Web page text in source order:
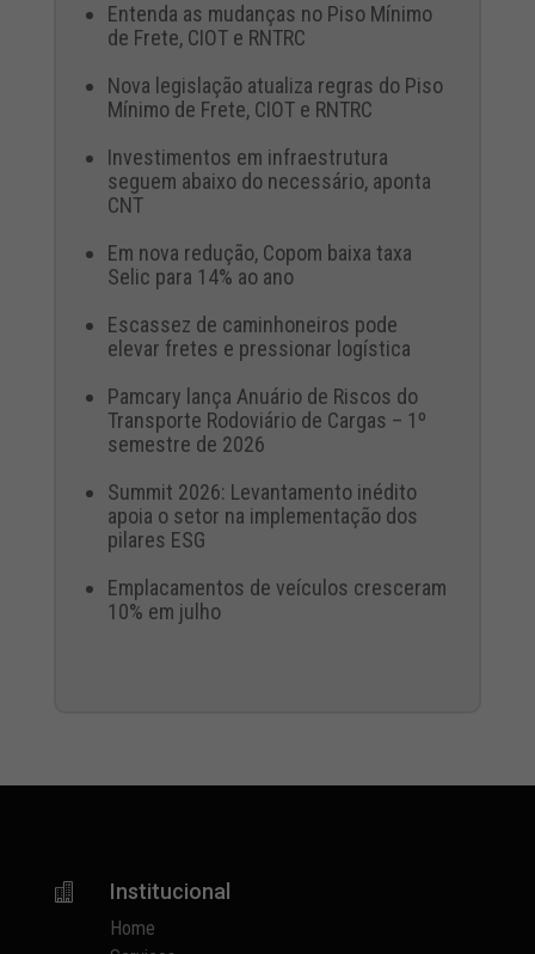
Entenda as mudanças no Piso Mínimo
de Frete, CIOT e RNTRC
Nova legislação atualiza regras do Piso
Mínimo de Frete, CIOT e RNTRC
Investimentos em infraestrutura
seguem abaixo do necessário, aponta
CNT
Em nova redução, Copom baixa taxa
Selic para 14% ao ano
Escassez de caminhoneiros pode
elevar fretes e pressionar logística
Pamcary lança Anuário de Riscos do
Transporte Rodoviário de Cargas – 1º
semestre de 2026
Summit 2026: Levantamento inédito
apoia o setor na implementação dos
pilares ESG
Emplacamentos de veículos cresceram
10% em julho
 Institucional
Home